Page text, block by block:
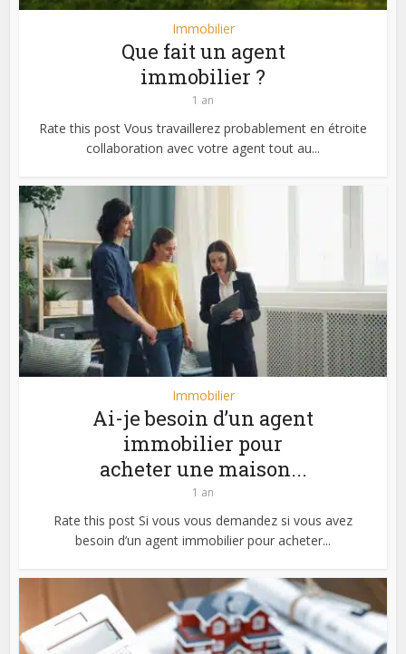
Immobilier
Que fait un agent
immobilier ?
1 an
Rate this post Vous travaillerez probablement en étroite
collaboration avec votre agent tout au...
Immobilier
Ai-je besoin d’un agent
immobilier pour
acheter une maison...
1 an
Rate this post Si vous vous demandez si vous avez
besoin d’un agent immobilier pour acheter...